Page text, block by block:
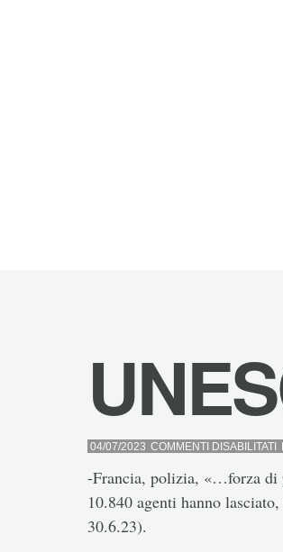
04/07/2023 COMMENTI DISABILITATI
-Francia, polizia, «…forza di
10.840 agenti hanno
30.6.23).